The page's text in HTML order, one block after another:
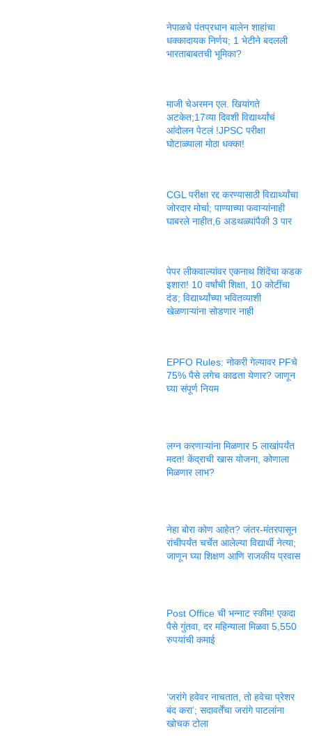
नेपाळचे पंतप्रधान बालेन शाहांचा
धक्कादायक निर्णय; 1 भेटीने बदलली
भारताबाबतची भूमिका?
माजी चेअरमन एल. खियांगते
अटकेत;17व्या दिवशी विद्यार्थ्यांचं
आंदोलन पेटलं !JPSC परीक्षा
घोटाळ्याला मोठा धक्का!
CGL परीक्षा रद्द करण्यासाठी विद्यार्थ्यांचा
जोरदार मोर्चा; पाण्याच्या फवाऱ्यांनाही
घाबरले नाहीत,6 अडथळ्यांपैकी 3 पार
पेपर लीकवाल्यांवर एकनाथ शिंदेंचा कडक
इशारा! 10 वर्षांची शिक्षा, 10 कोटींचा
दंड; विद्यार्थ्यांच्या भवितव्याशी
खेळणाऱ्यांना सोडणार नाही
EPFO Rules: नोकरी गेल्यावर PFचे
75% पैसे लगेच काढता येणार? जाणून
घ्या संपूर्ण नियम
लग्न करणाऱ्यांना मिळणार 5 लाखांपर्यंत
मदत! केंद्राची खास योजना, कोणाला
मिळणार लाभ?
नेहा बोरा कोण आहेत? जंतर-मंतरपासून
रांचीपर्यंत चर्चेत आलेल्या विद्यार्थी नेत्या;
जाणून घ्या शिक्षण आणि राजकीय प्रवास
Post Office ची भन्नाट स्कीम! एकदा
पैसे गुंतवा, दर महिन्याला मिळवा 5,550
रुपयांची कमाई
‘जरांगे हवेवर नाचतात, तो हवेचा प्रेशर
बंद करा’; सदावर्तेंचा जरांगे पाटलांना
खोचक टोला